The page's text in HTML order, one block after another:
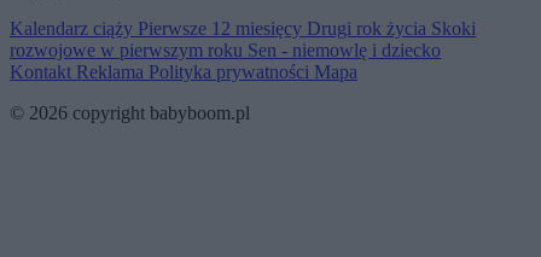
Kalendarz ciąży Pierwsze 12 miesięcy Drugi rok życia Skoki
rozwojowe w pierwszym roku Sen - niemowlę i dziecko
Kontakt Reklama Polityka prywatności Mapa
© 2026 copyright babyboom.pl